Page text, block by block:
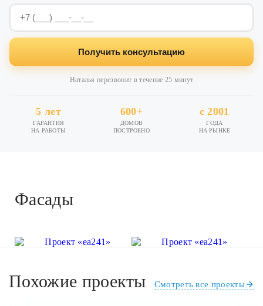
Получить консультацию
Наталья перезвонит в течение 25 минут
5 лет
ГАРАНТИЯ
НА РАБОТЫ
600+
ДОМОВ
ПОСТРОЕНО
с 2001
ГОДА
НА РЫНКЕ
Фасады
Похожие проекты Смотреть все проекты